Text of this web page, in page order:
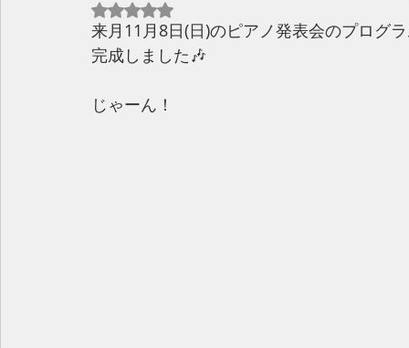
5つ星のうちNaNと評価されています。
来月11月8日(日)のピアノ発表会のプログ
完成しました🎶
じゃーん！